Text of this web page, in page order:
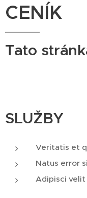
CENÍK
Tato
SLUŽBY
Veritatis et
Natus error
Adipisci velit